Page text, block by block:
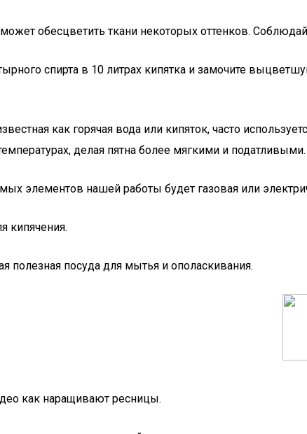
обесцветить ткани некоторых оттенков.
спирта в 10 литрах кипятка и замочите
как горячая вода или кипяток, часто
делая пятна более мягкими и податливыми.
элементов нашей работы будет газовая или
кипячения.
полезная посуда для мытья и ополаскивания.
как наращивают ресницы.